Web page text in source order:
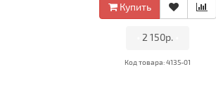
Купить
2 150р.
Код товара: 4135-01